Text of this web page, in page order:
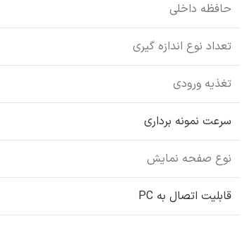
حافظه داخلی
تعداد نوع اندازه گیری
تغذیه ورودی
سرعت نمونه برداري
نوع صفحه نمایش
قابلیت اتصال به PC